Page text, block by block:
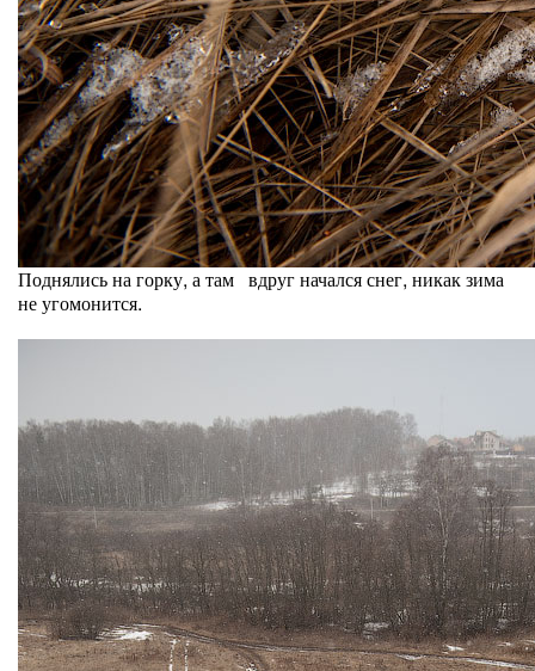
Поднялись на горку, а там вдруг начался снег, никак зима
не угомонится.